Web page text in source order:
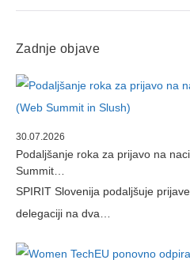
Zadnje objave
30.07.2026
Podaljšanje roka za prijavo na
Summit…
SPIRIT Slovenija podaljšuje
delegaciji na dva…